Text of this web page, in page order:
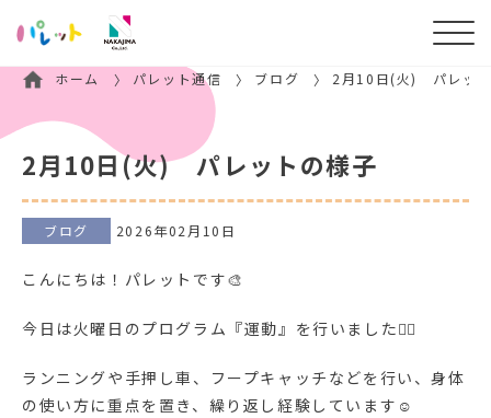
ホーム パレット通信 ブログ 2月10日(火) パレッ
2月10日(火) パレットの様子
ブログ 2026年02月10日
こんにちは！パレットです🎨
今日は火曜日のプログラム『運動』を行いました🏃‍♀️
ランニングや手押し車、フープキャッチなどを行い、身体
の使い方に重点を置き、繰り返し経験しています☺️